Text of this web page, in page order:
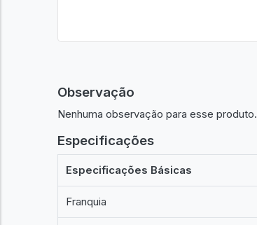
Observação
Nenhuma observação para esse produto.
Especificações
Especificações Básicas
Franquia